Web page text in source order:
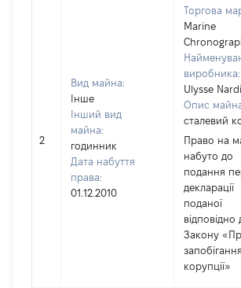
2
Вид майна:
Інше
Інший вид
майна:
годинник
Дата набуття
права:
01.12.2010
Торгова
Marine
виробника:
Ulysse
Опис
сталевий
Право на
набуто до
подання
декларації
поданої
відповідно
Закону
запобігання
корупції»